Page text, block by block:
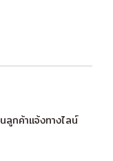
กค้าแจ้งทางไลน์